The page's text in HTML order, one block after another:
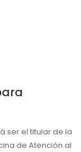
ser el titular de la
de Atención al